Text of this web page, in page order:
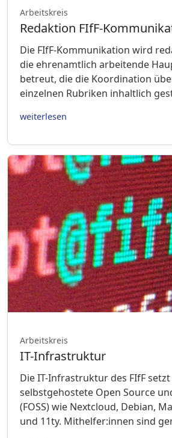
Arbeitskreis
Redaktion FIfF-
Die FIfF-Kommunikation wird
die ehrenamtlich arbeitende
betreut, die die Koordination
einzelnen Rubriken inhaltlich
weiterlesen
Arbeitskreis
IT-Infrastruktur
Die IT-Infrastruktur des FIfF
selbstgehostete Open Source
(FOSS) wie Nextcloud, Debian,
und 11ty. Mithelfer:innen sind